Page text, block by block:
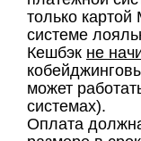
только
системе
Кешбэк не
может
системах).
Оплата